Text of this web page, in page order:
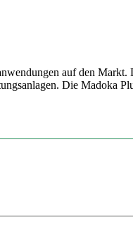
auf den Markt.
Die Madoka